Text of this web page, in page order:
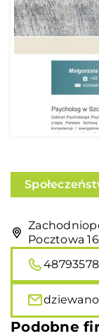
Pocztowa
Podobne